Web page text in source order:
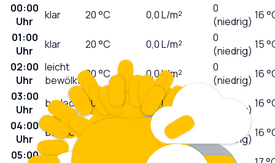
00:00
Uhr
klar 20°C 0,0L/m²
0
(niedrig) 16
01:00
Uhr
klar 20°C 0,0L/m²
0
(niedrig) 15
02:00
Uhr
leicht
bewölkt 20°C 0,0L/m²
0
(niedrig) 16
03:00
Uhr
bedeckt 20 0,0L/m²
(niedrig) 16
04:00
Uhr
bedeckt 0,0 L/m²
(niedrig) 16
05:00
0